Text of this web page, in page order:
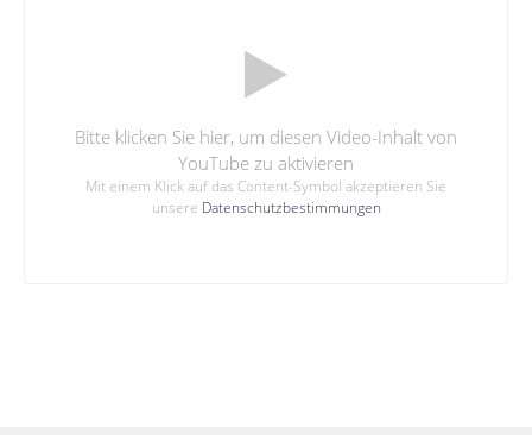
Bitte klicken Sie hier, um diesen Video-Inhalt von
YouTube zu aktivieren
Mit einem Klick auf das Content-Symbol akzeptieren Sie
unsere Datenschutzbestimmungen